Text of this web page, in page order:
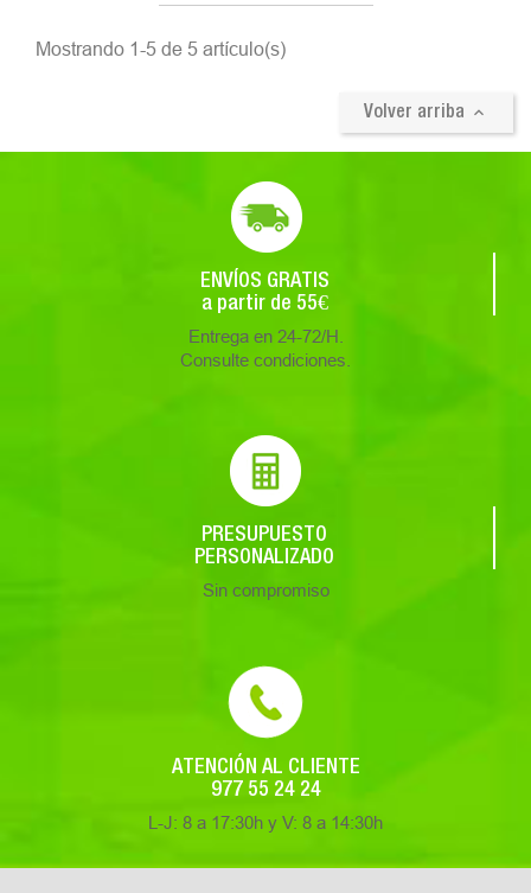
Mostrando 1-5 de 5 artículo(s)
Volver arriba 
ENVÍOS GRATIS
a partir de 55€
Entrega en 24-72/H.
Consulte condiciones.
PRESUPUESTO
PERSONALIZADO
Sin compromiso
ATENCIÓN AL CLIENTE
977 55 24 24
L-J: 8 a 17:30h y V: 8 a 14:30h